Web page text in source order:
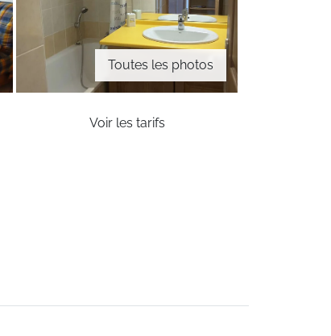
Toutes les photos
Voir les tarifs